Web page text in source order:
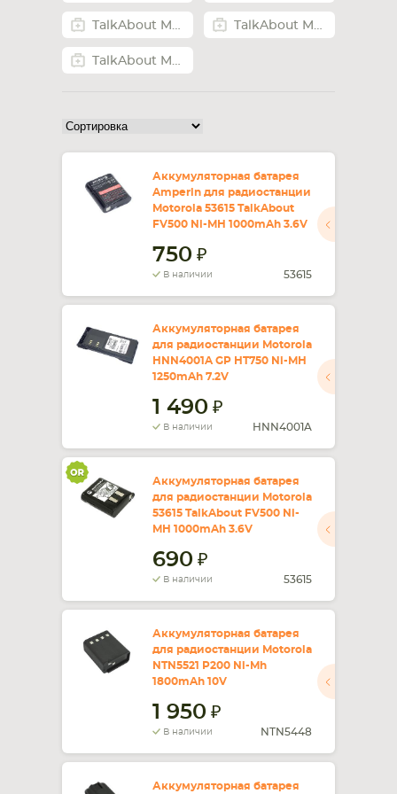
СМАРТФОНА КОМПЛЕКТУЮЩИЕ
TalkAbout MT352R TalkAbout MT352TPR
TalkAbout MT355R
Аккумуляторная батарея
Amperin для радиостанции
Motorola 53615 TalkAbout
FV500 Ni-MH 1000mAh 3.6V
750
В наличии 53615
Аккумуляторная батарея
для радиостанции Motorola
HNN4001A GP HT750 Ni-MH
1250mAh 7.2V
1 490
В наличии HNN4001A
Аккумуляторная батарея
для радиостанции Motorola
53615 TalkAbout FV500 Ni-
MH 1000mAh 3.6V
690
В наличии 53615
Аккумуляторная батарея
для радиостанции Motorola
NTN5521 P200 Ni-Mh
1800mAh 10V
1 950
В наличии NTN5448
Аккумуляторная батарея